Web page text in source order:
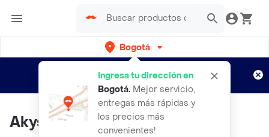
Bogotá
Ingresa tu dirección en
Bogotá. Mejor servicio,
entregas más rápidas y
los precios más
convenientes!
envíos gratis por semanas
Aplican TyC
Akys Nectar De Maracuya